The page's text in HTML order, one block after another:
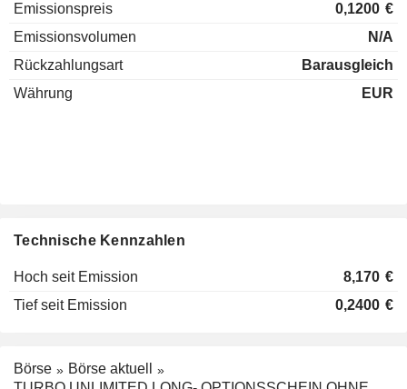
Emissionspreis
0,1200 €
Emissionsvolumen
N/A
Rückzahlungsart
Barausgleich
Währung
EUR
Technische Kennzahlen
Hoch seit Emission 8,170 €
Tief seit Emission
0,2400 €
Börse
Börse aktuell